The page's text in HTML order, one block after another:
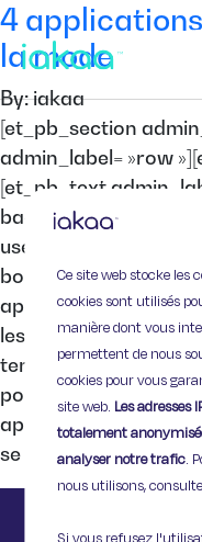
Ce site web stocke les
cookies sont utilisés
manière dont vous
permettent de nous
cookies pour vous
site web. Les adresses
totalement
analyser notre trafic.
nous utilisons,
Si vous refusez
4
la mode
By: iakaa
[et_pb_section
admin_label= »row
[et_pb_text
background_layout=
use_border_color=
border_style= »solid
applications mode
les fashionistas.
tendances, être
pour renouveler
applications qu’il
se présente comme